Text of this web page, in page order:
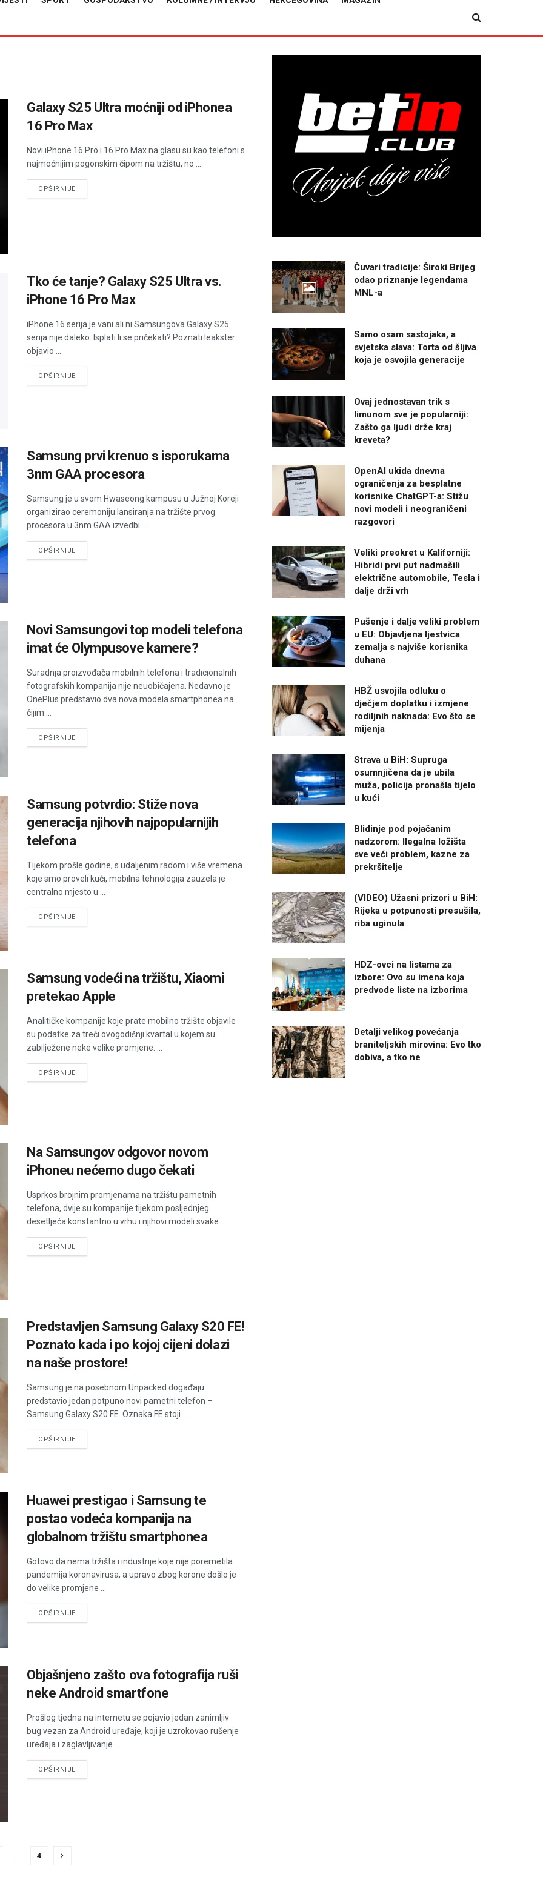
Galaxy S25 Ultra moćniji od iPhonea
16 Pro Max
Novi iPhone 16 Pro i 16 Pro Max na glasu su kao telefoni s
najmoćnijim pogonskim čipom na tržištu, no ...
OPŠIRNIJEDETAILS
Tko će tanje? Galaxy S25 Ultra vs.
iPhone 16 Pro Max
iPhone 16 serija je vani ali ni Samsungova Galaxy S25
serija nije daleko. Isplati li se pričekati? Poznati leakster
objavio ...
OPŠIRNIJEDETAILS
Samsung prvi krenuo s isporukama
3nm GAA procesora
Samsung je u svom Hwaseong kampusu u Južnoj Koreji
organizirao ceremoniju lansiranja na tržište prvog
procesora u 3nm GAA izvedbi. ...
OPŠIRNIJEDETAILS
Novi Samsungovi top modeli telefona
imat će Olympusove kamere?
Suradnja proizvođača mobilnih telefona i tradicionalnih
fotografskih kompanija nije neuobičajena. Nedavno je
OnePlus predstavio dva nova modela smartphonea na
čijim ...
OPŠIRNIJEDETAILS
Samsung potvrdio: Stiže nova
generacija njihovih najpopularnijih
telefona
Tijekom prošle godine, s udaljenim radom i više vremena
koje smo proveli kući, mobilna tehnologija zauzela je
centralno mjesto u ...
OPŠIRNIJEDETAILS
Samsung vodeći na tržištu, Xiaomi
pretekao Apple
Analitičke kompanije koje prate mobilno tržište objavile
su podatke za treći ovogodišnji kvartal u kojem su
zabilježene neke velike promjene. ...
OPŠIRNIJEDETAILS
Na Samsungov odgovor novom
iPhoneu nećemo dugo čekati
Usprkos brojnim promjenama na tržištu pametnih
telefona, dvije su kompanije tijekom posljednjeg
desetljeća konstantno u vrhu i njihovi modeli svake ...
OPŠIRNIJEDETAILS
Predstavljen Samsung Galaxy S20 FE!
Poznato kada i po kojoj cijeni dolazi
na naše prostore!
Samsung je na posebnom Unpacked događaju
predstavio jedan potpuno novi pametni telefon –
Samsung Galaxy S20 FE. Oznaka FE stoji ...
OPŠIRNIJEDETAILS
Huawei prestigao i Samsung te
postao vodeća kompanija na
globalnom tržištu smartphonea
Gotovo da nema tržišta i industrije koje nije poremetila
pandemija koronavirusa, a upravo zbog korone došlo je
do velike promjene ...
OPŠIRNIJEDETAILS
Objašnjeno zašto ova fotografija ruši
neke Android smartfone
Prošlog tjedna na internetu se pojavio jedan zanimljiv
bug vezan za Android uređaje, koji je uzrokovao rušenje
uređaja i zaglavljivanje ...
OPŠIRNIJEDETAILS
4
Čuvari tradicije: Široki Brijeg
odao priznanje legendama
MNL-a
Samo osam sastojaka, a
svjetska slava: Torta od šljiva
koja je osvojila generacije
Ovaj jednostavan trik s
limunom sve je popularniji:
Zašto ga ljudi drže kraj
kreveta?
OpenAI ukida dnevna
ograničenja za besplatne
korisnike ChatGPT-a: Stižu
novi modeli i neograničeni
razgovori
Veliki preokret u Kaliforniji:
Hibridi prvi put nadmašili
električne automobile, Tesla i
dalje drži vrh
Pušenje i dalje veliki problem
u EU: Objavljena ljestvica
zemalja s najviše korisnika
duhana
HBŽ usvojila odluku o
dječjem doplatku i izmjene
rodiljnih naknada: Evo što se
mijenja
Strava u BiH: Supruga
osumnjičena da je ubila
muža, policija pronašla tijelo
u kući
Blidinje pod pojačanim
nadzorom: Ilegalna ložišta
sve veći problem, kazne za
prekršitelje
(VIDEO) Užasni prizori u BiH:
Rijeka u potpunosti presušila,
riba uginula
HDZ-ovci na listama za
izbore: Ovo su imena koja
predvode liste na izborima
Detalji velikog povećanja
braniteljskih mirovina: Evo tko
dobiva, a tko ne